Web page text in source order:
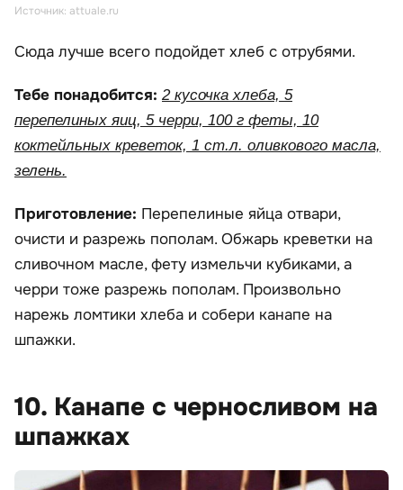
Источник: attuale.ru
Сюда лучше всего подойдет хлеб с отрубями.
Тебе понадобится: 2 кусочка хлеба, 5
перепелиных яиц, 5 черри, 100 г феты, 10
коктейльных креветок, 1 ст.л. оливкового масла,
зелень.
Приготовление: Перепелиные яйца отвари,
очисти и разрежь пополам. Обжарь креветки на
сливочном масле, фету измельчи кубиками, а
черри тоже разрежь пополам. Произвольно
нарежь ломтики хлеба и собери канапе на
шпажки.
10. Канапе с черносливом на
шпажках